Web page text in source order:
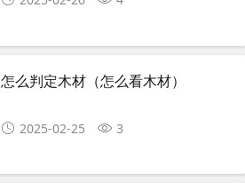
怎么判定木材（怎么看木材）
2025-02-25 3